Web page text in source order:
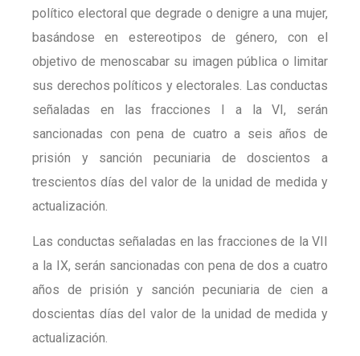
político electoral que degrade o denigre a una mujer,
basándose en estereotipos de género, con el
objetivo de menoscabar su imagen pública o limitar
sus derechos políticos y electorales. Las conductas
señaladas en las fracciones I a la VI, serán
sancionadas con pena de cuatro a seis años de
prisión y sanción pecuniaria de doscientos a
trescientos días del valor de la unidad de medida y
actualización.
Las conductas señaladas en las fracciones de la VII
a la IX, serán sancionadas con pena de dos a cuatro
años de prisión y sanción pecuniaria de cien a
doscientas días del valor de la unidad de medida y
actualización.